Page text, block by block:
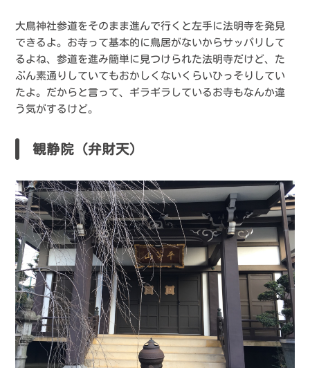
大鳥神社参道をそのまま進んで行くと左手に法明寺を発見
できるよ。お寺って基本的に鳥居がないからサッパリして
るよね、参道を進み簡単に見つけられた法明寺だけど、た
ぶん素通りしていてもおかしくないくらいひっそりしてい
たよ。だからと言って、ギラギラしているお寺もなんか違
う気がするけど。
観静院（弁財天）